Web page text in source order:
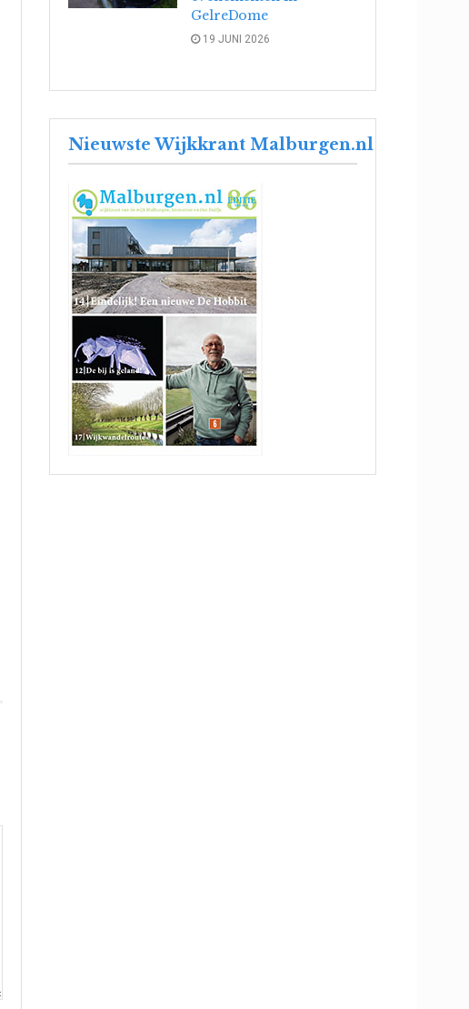
GelreDome
19 JUNI 2026
Nieuwste Wijkkrant Malburgen.nl